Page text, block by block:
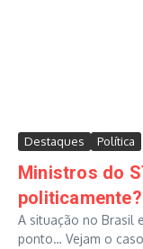
Destaques Política
Ministros do
A situação no Brasil
ponto… Vejam o